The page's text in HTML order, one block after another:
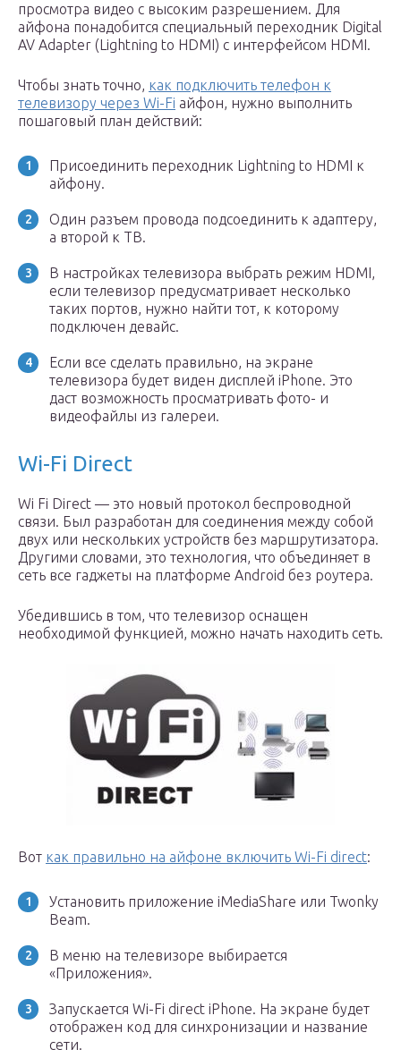
просмотра видео с высоким разрешением. Для
айфона понадобится специальный переходник Digital
AV Adapter (Lightning to HDMI) с интерфейсом HDMI.
Чтобы знать точно, как подключить телефон к
телевизору через Wi-Fi айфон, нужно выполнить
пошаговый план действий:
Присоединить переходник Lightning to HDMI к
айфону.
Один разъем провода подсоединить к адаптеру,
а второй к ТВ.
В настройках телевизора выбрать режим HDMI,
если телевизор предусматривает несколько
таких портов, нужно найти тот, к которому
подключен девайс.
Если все сделать правильно, на экране
телевизора будет виден дисплей iPhone. Это
даст возможность просматривать фото- и
видеофайлы из галереи.
Wi-Fi Direct
Wi Fi Direct — это новый протокол беспроводной
связи. Был разработан для соединения между собой
двух или нескольких устройств без маршрутизатора.
Другими словами, это технология, что объединяет в
сеть все гаджеты на платформе Android без роутера.
Убедившись в том, что телевизор оснащен
необходимой функцией, можно начать находить сеть.
Вот как правильно на айфоне включить Wi-Fi direct:
Установить приложение iMediaShare или Twonky
Beam.
В меню на телевизоре выбирается
«Приложения».
Запускается Wi-Fi direct iPhone. На экране будет
отображен код для синхронизации и название
сети.